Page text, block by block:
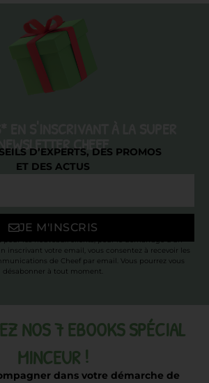
CHEEF
D’EXPERTS, DES PROMOS
ET DES ACTUS
JE M'INSCRIS
les nouveaux clients, pour le démarrage d’un
inscrivant votre email, vous consentez à recevoir les
de Cheef par email. Vous pourrez vous
désabonner à tout moment.
NOS 7 EBOOKS SPÉCIAL
MINCEUR !
dans votre démarche de